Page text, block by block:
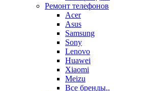
Ремонт телефонов
Acer
Asus
Samsung
Sony
Lenovo
Huawei
Xiaomi
Meizu
Все бренды..